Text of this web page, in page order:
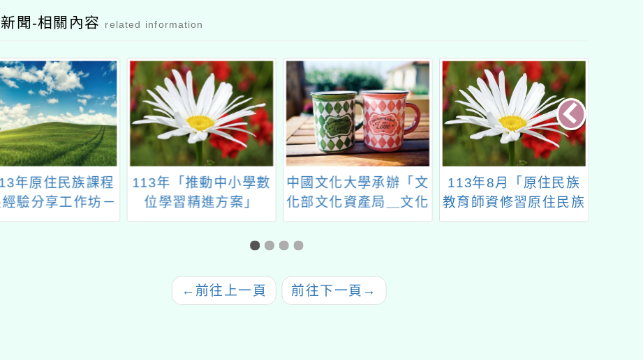
聞-相關內容 related information
年「推動中小學數
習精進方案」
教師增
中國文化大學承辦「文
化部文化資產局＿文化
資產教師增能線上研習
推廣課程」第二輪課程
113年8月「原住民族
教育師資修習原住民族
文化及多元文化教育課
「馬祖風味餐的驚奇之
旅—桃園市112年度馬
祖文化體驗研習實施計
← 前往上一頁 前往下一頁 →